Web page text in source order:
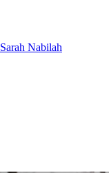
Sarah Nabilah